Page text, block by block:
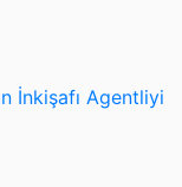
İnkişafı Agentliyi